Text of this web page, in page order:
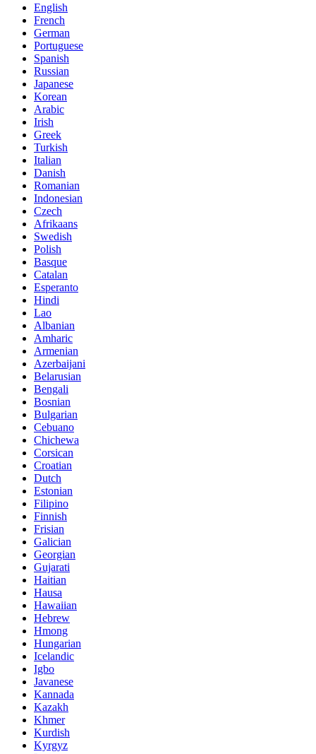
English
French
German
Portuguese
Spanish
Russian
Japanese
Korean
Arabic
Irish
Greek
Turkish
Italian
Danish
Romanian
Indonesian
Czech
Afrikaans
Swedish
Polish
Basque
Catalan
Esperanto
Hindi
Lao
Albanian
Amharic
Armenian
Azerbaijani
Belarusian
Bengali
Bosnian
Bulgarian
Cebuano
Chichewa
Corsican
Croatian
Dutch
Estonian
Filipino
Finnish
Frisian
Galician
Georgian
Gujarati
Haitian
Hausa
Hawaiian
Hebrew
Hmong
Hungarian
Icelandic
Igbo
Javanese
Kannada
Kazakh
Khmer
Kurdish
Kyrgyz